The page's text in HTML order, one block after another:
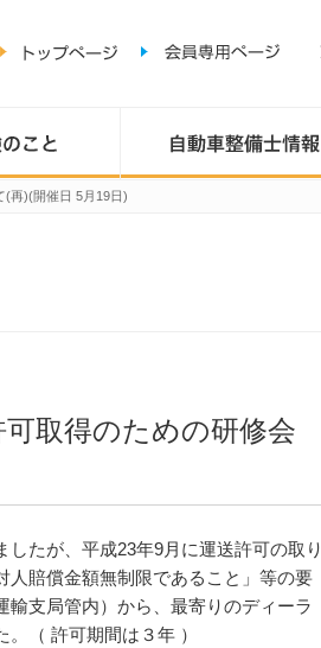
(再)(開催日 5月19日)
取得のための研修会
たが、平成23年9月に運送許可の取り
人賠償金額無制限であること」等の要
支局管内）から、最寄りのディーラ
（ 許可期間は３年 ）